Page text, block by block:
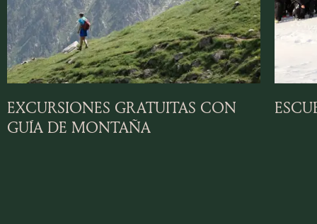
EXCURSIONES GRATUITAS CON
GUÍA DE MONTAÑA